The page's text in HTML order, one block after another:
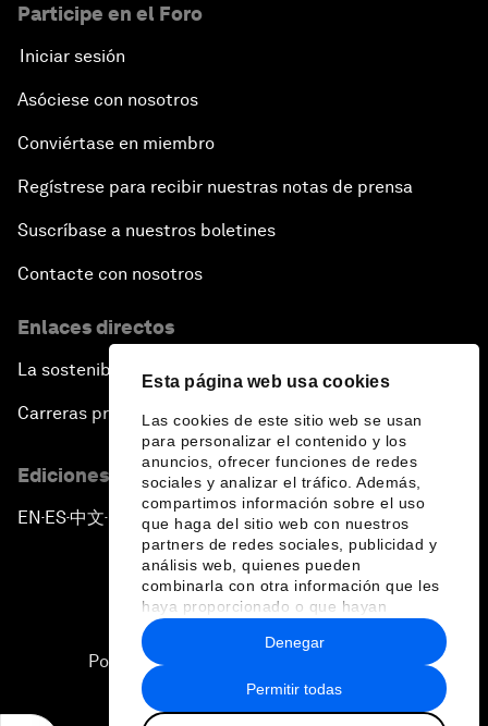
Esta página web usa cookies
Las cookies de este sitio web se usan
para personalizar el contenido y los
anuncios, ofrecer funciones de redes
sociales y analizar el tráfico. Además,
compartimos información sobre el uso
que haga del sitio web con nuestros
partners de redes sociales, publicidad y
análisis web, quienes pueden
combinarla con otra información que les
haya proporcionado o que hayan
recopilado a partir del uso que haya
hecho de sus servicios.
Permitir todas
Denegar
Participe en el Foro
Iniciar sesión
Asóciese con nosotros
Conviértase en miembro
Regístrese para recibir nuestras notas de prensa
Suscríbase a nuestros boletines
Contacte con nosotros
Enlaces directos
La sostenibilidad en el Foro
Carreras profesionales
Ediciones en otros idiomas
EN ▪ES▪中文▪ 日本語
Política de privacidad y normas de uso
Sitemap